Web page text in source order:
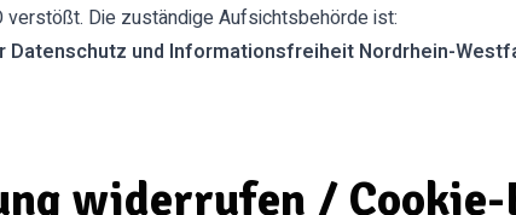
verstößt. Die zuständige Aufsichtsbehörde ist:
Datenschutz und Informationsfreiheit Nordrhein-
widerrufen / Cookie-